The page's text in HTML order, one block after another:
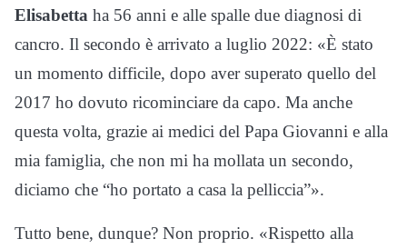
Elisabetta ha 56 anni e alle spalle due diagnosi di
cancro. Il secondo è arrivato a luglio 2022: «È stato
un momento difficile, dopo aver superato quello del
2017 ho dovuto ricominciare da capo. Ma anche
questa volta, grazie ai medici del Papa Giovanni e alla
mia famiglia, che non mi ha mollata un secondo,
diciamo che “ho portato a casa la pelliccia”».
Tutto bene, dunque? Non proprio. «Rispetto alla